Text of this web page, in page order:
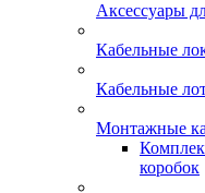
Аксессуары
Кабельные
Кабельные
Монтажные
коробок